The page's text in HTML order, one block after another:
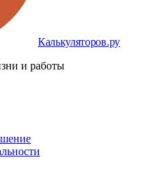
Калькуляторов.ру
и работы